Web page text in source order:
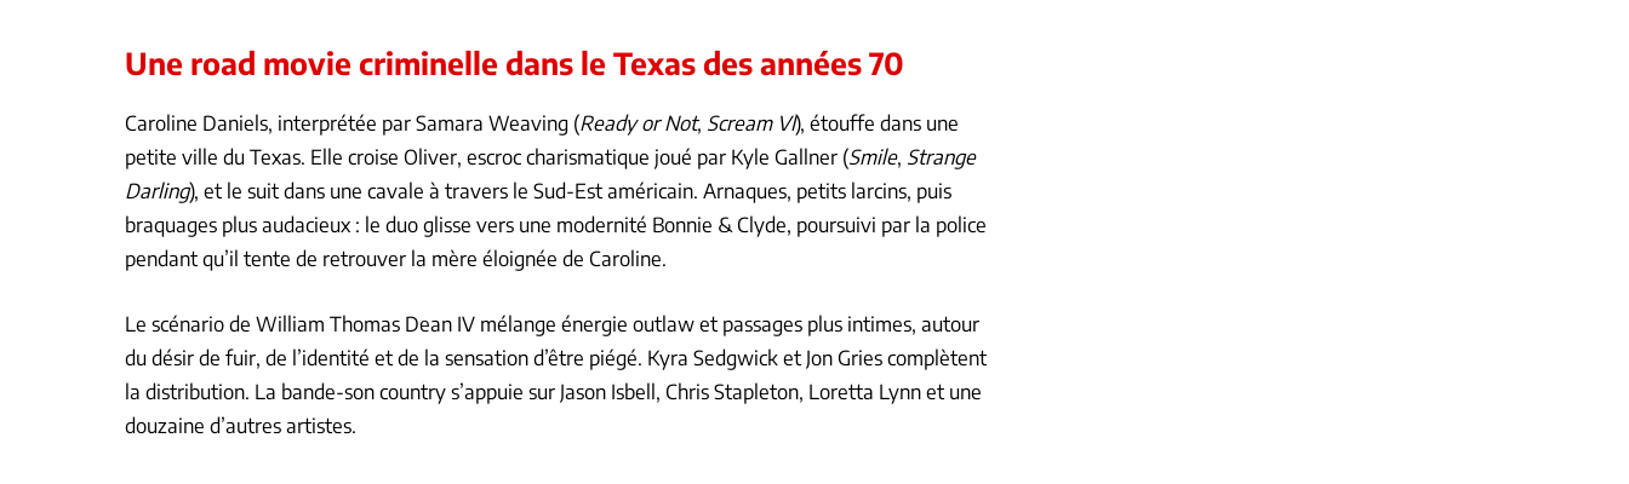
Une road movie criminelle dans le Texas des années 70
Caroline Daniels, interprétée par Samara Weaving (Ready or Not, Scream VI), étouffe dans une
petite ville du Texas. Elle croise Oliver, escroc charismatique joué par Kyle Gallner (Smile, Strange
Darling), et le suit dans une cavale à travers le Sud-Est américain. Arnaques, petits larcins, puis
braquages plus audacieux : le duo glisse vers une modernité Bonnie & Clyde, poursuivi par la police
pendant qu’il tente de retrouver la mère éloignée de Caroline.
Le scénario de William Thomas Dean IV mélange énergie outlaw et passages plus intimes, autour
du désir de fuir, de l’identité et de la sensation d’être piégé. Kyra Sedgwick et Jon Gries complètent
la distribution. La bande-son country s’appuie sur Jason Isbell, Chris Stapleton, Loretta Lynn et une
douzaine d’autres artistes.